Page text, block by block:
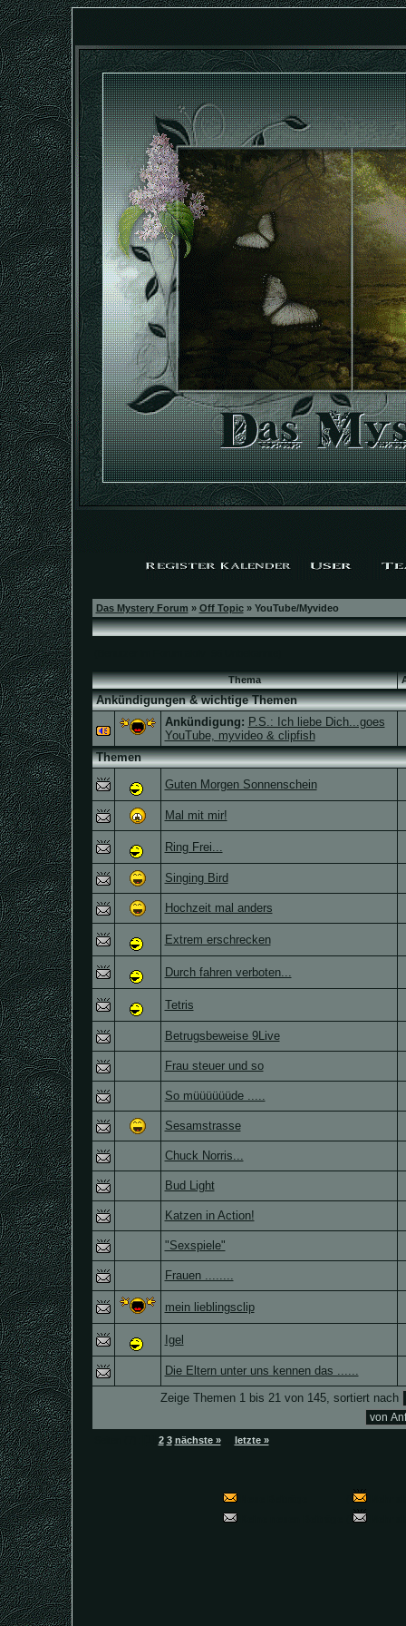
Das Mystery Forum » Off Topic» YouTube/Myvideo
Thema
Ankündigungen & wichtige Themen
Ankündigung: P.S.: Ich liebe Dich...goes
YouTube, myvideo & clipfish
Themen
Guten Morgen Sonnenschein
Mal mit mir!
Ring Frei...
Singing Bird
Hochzeit mal anders
Extrem erschrecken
Durch fahren verboten...
Tetris
Betrugsbeweise 9Live
Frau steuer und so
So müüüüüüde .....
Sesamstrasse
Chuck Norris...
Bud Light
Katzen in Action!
"Sexspiele"
Frauen ........
mein lieblingsclip
Igel
Die Eltern unter uns kennen das ......
Zeige Themen 1 bis 21 von 145, sortiert nach
2 3 nächste » letzte »